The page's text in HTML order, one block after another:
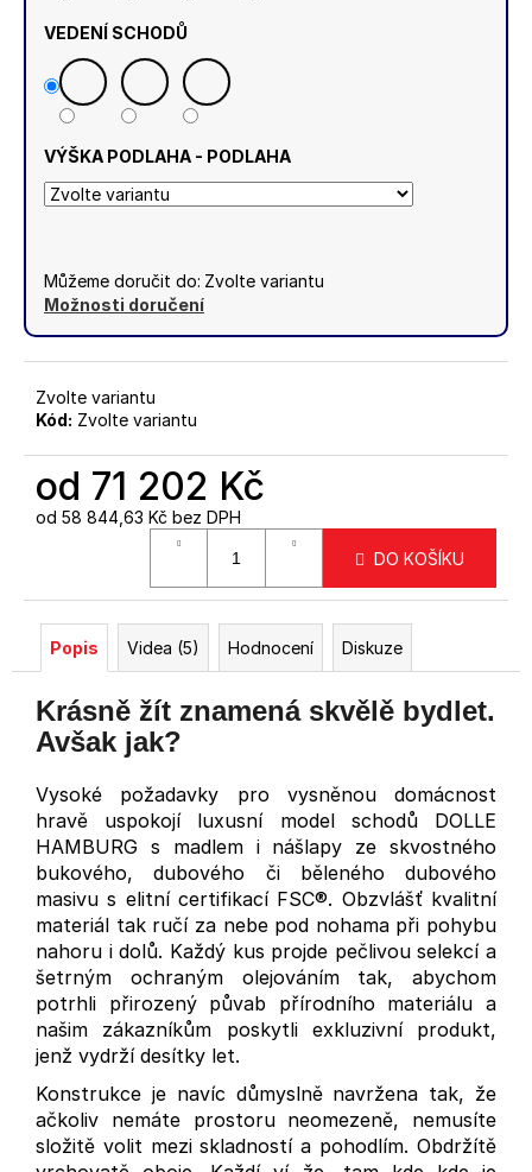
VEDENÍ SCHODŮ
VÝŠKA PODLAHA - PODLAHA
Můžeme doručit do: Zvolte variantu
Možnosti doručení
Zvolte variantu
Kód: Zvolte variantu
od 71 202 Kč
od 58 844,63 Kč bez DPH
DO KOŠÍKU
Popis Videa (5) Hodnocení Diskuze
Krásně žít znamená skvělě bydlet.
Avšak jak?
Vysoké požadavky pro vysněnou domácnost
hravě uspokojí luxusní model schodů DOLLE
HAMBURG s madlem i nášlapy ze skvostného
bukového, dubového či běleného dubového
masivu s elitní certifikací FSC®. Obzvlášť kvalitní
materiál tak ručí za nebe pod nohama při pohybu
nahoru i dolů. Každý kus projde pečlivou selekcí a
šetrným ochraným olejováním tak, abychom
potrhli přirozený půvab přírodního materiálu a
našim zákazníkům poskytli exkluzivní produkt,
jenž vydrží desítky let.
Konstrukce je navíc důmyslně navržena tak, že
ačkoliv nemáte prostoru neomezeně, nemusíte
složitě volit mezi skladností a pohodlím. Obdržítě